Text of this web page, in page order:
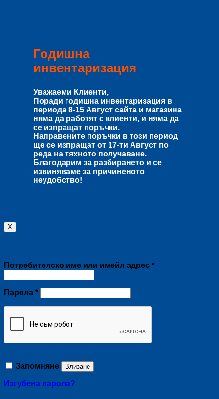
Годишна
инвентаризация
Уважаеми Клиенти,
Поради годишна инвентаризация в
периода 8-15 Август сайта и магазина
няма да работят с клиенти, и няма да
се изпращат поръчки.
Направените поръчки в този период
ще се изпращат от 17-ти Август по
реда на тяхното получаване.
Благодарим за разбирането и се
извиняваме за причиненото
неудобство!
X
Потребителско име или имейл адрес *Задължително
Парола *Задължително
Запомняне Влизане
Изгубена парола?